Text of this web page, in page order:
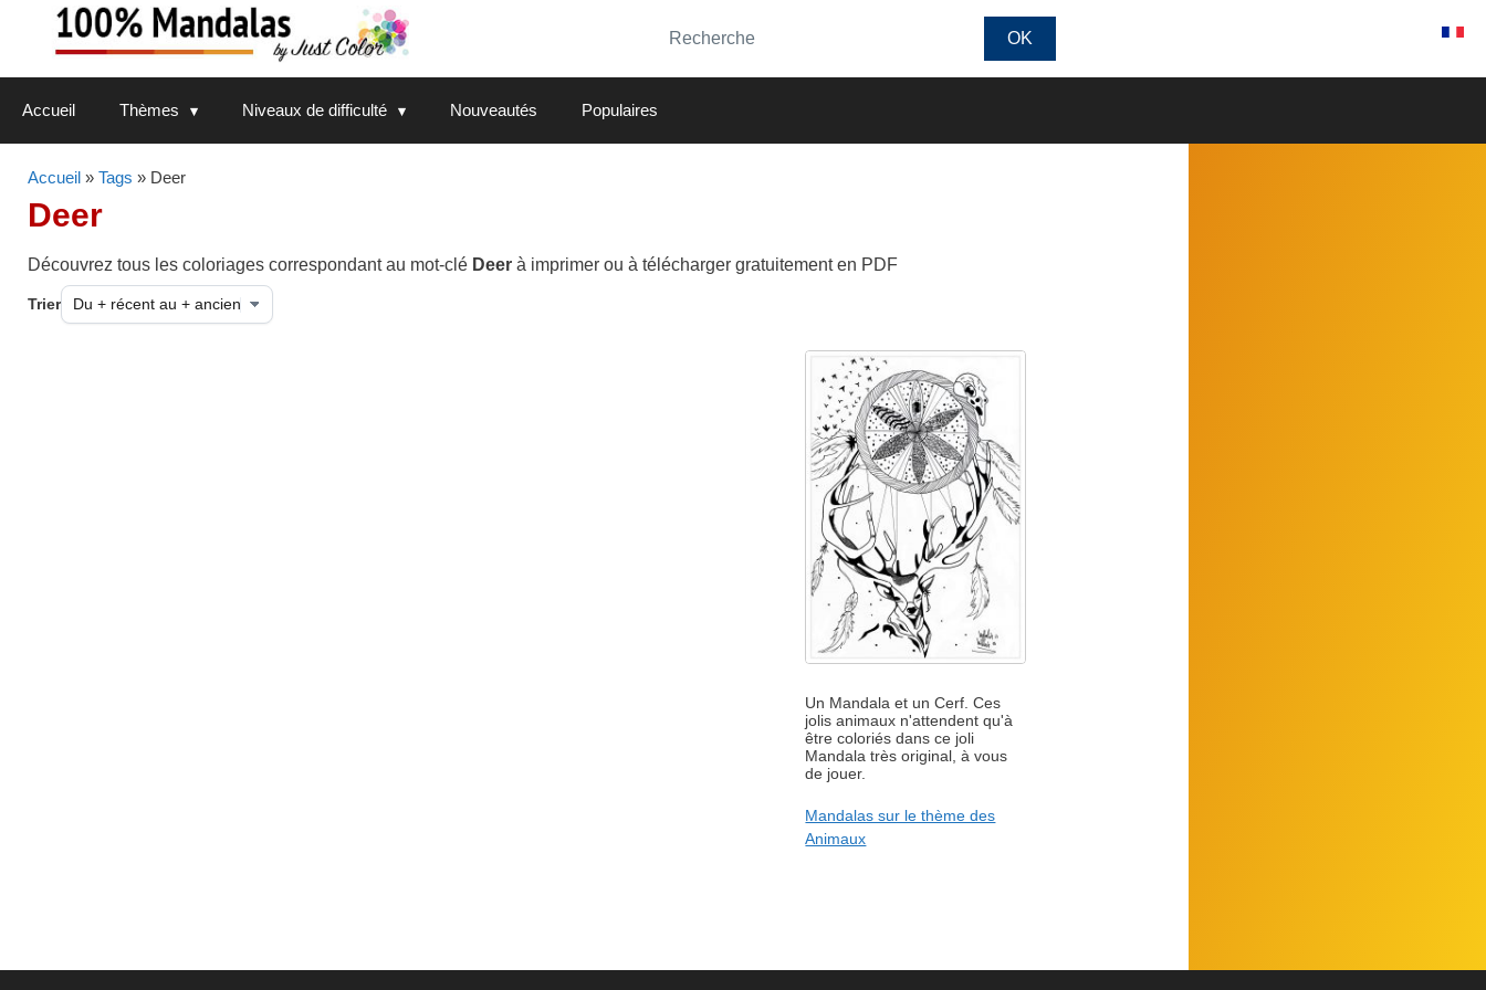
Accueil Thèmes Niveaux de difficulté Nouveautés Populaires
Accueil » Tags » Deer
Deer
Découvrez tous les coloriages correspondant au mot-clé Deer à imprimer ou à télécharger gratuitement en PDF
Trier
Un Mandala et un Cerf. Ces
jolis animaux n'attendent qu'à
être coloriés dans ce joli
Mandala très original, à vous
de jouer.
Mandalas sur le thème des
Animaux